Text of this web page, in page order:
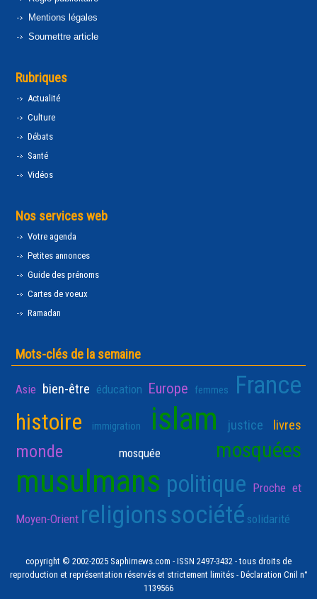
Mentions légales
Soumettre article
Rubriques
Actualité
Culture
Débats
Santé
Vidéos
Nos services web
Votre agenda
Petites annonces
Guide des prénoms
Cartes de voeux
Ramadan
Mots-clés de la semaine
Asie bien-être éducation Europe femmes France
histoire immigration islam justice livres
monde mosquée mosquées
musulmans politique Proche et
Moyen-Orient religionssociété solidarité
copyright © 2002-2025 Saphirnews.com - ISSN 2497-3432 - tous droits de
reproduction et représentation réservés et strictement limités - Déclaration Cnil n°
1139566